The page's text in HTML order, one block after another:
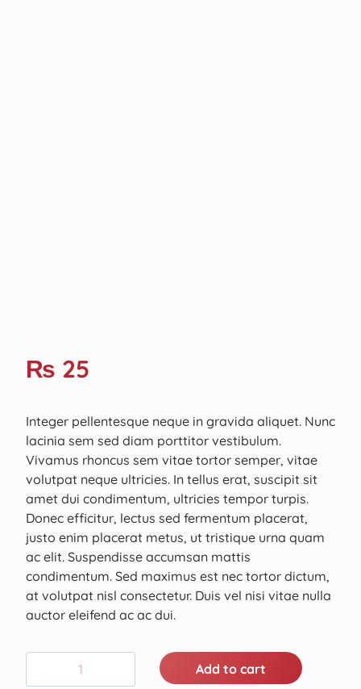
₨ 25
Integer pellentesque neque in gravida aliquet. Nunc
lacinia sem sed diam porttitor vestibulum.
Vivamus rhoncus sem vitae tortor semper, vitae
volutpat neque ultricies. In tellus erat, suscipit sit
amet dui condimentum, ultricies tempor turpis.
Donec efficitur, lectus sed fermentum placerat,
justo enim placerat metus, ut tristique urna quam
ac elit. Suspendisse accumsan mattis
condimentum. Sed maximus est nec tortor dictum,
at volutpat nisl consectetur. Duis vel nisi vitae nulla
auctor eleifend ac ac dui.
Add to cart